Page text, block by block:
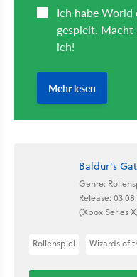
Baldur's
Genre:
Release:
(Xbox Series
Rollenspiel Wizards of